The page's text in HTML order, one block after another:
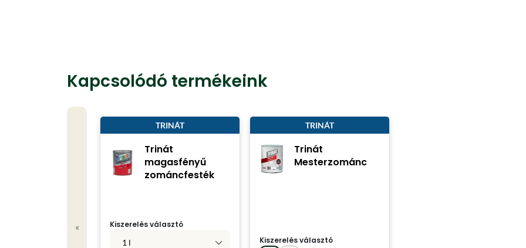
Kapcsolódó termékeink
«
TRINÁT
Trinát
magasfényű
zománcfesték
Kiszerelés választó
1 l
TRINÁT
Trinát
Mesterzománc
Kiszerelés választó